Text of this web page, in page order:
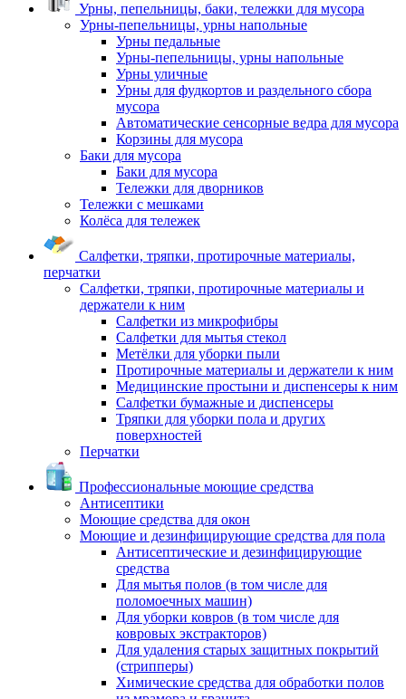
Урны, пепельницы, баки, тележки для мусора
Урны-пепельницы, урны напольные
Урны педальные
Урны-пепельницы, урны напольные
Урны уличные
Урны для фудкортов и раздельного сбора
мусора
Автоматические сенсорные ведра для мусора
Корзины для мусора
Баки для мусора
Баки для мусора
Тележки для дворников
Тележки с мешками
Колёса для тележек
Салфетки, тряпки, протирочные материалы,
перчатки
Салфетки, тряпки, протирочные материалы и
держатели к ним
Салфетки из микрофибры
Салфетки для мытья стекол
Метёлки для уборки пыли
Протирочные материалы и держатели к ним
Медицинские простыни и диспенсеры к ним
Салфетки бумажные и диспенсеры
Тряпки для уборки пола и других
поверхностей
Перчатки
Профессиональные моющие средства
Антисептики
Моющие средства для окон
Моющие и дезинфицирующие средства для пола
Антисептические и дезинфицирующие
средства
Для мытья полов (в том числе для
поломоечных машин)
Для уборки ковров (в том числе для
ковровых экстракторов)
Для удаления старых защитных покрытий
(стрипперы)
Химические средства для обработки полов